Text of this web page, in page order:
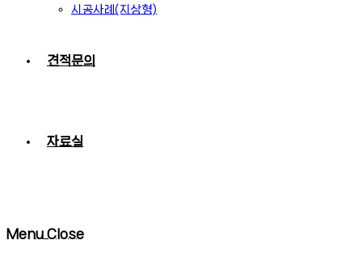
시공사례(지상형)
견적문의
자료실
Menu Close